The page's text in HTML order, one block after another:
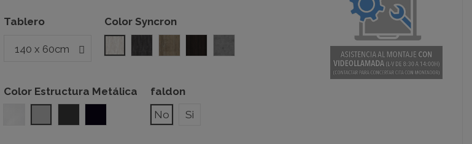
Tablero
Color Syncron
Color Estructura Metálica
faldon
No
Si